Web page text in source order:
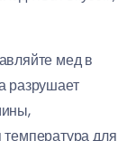
мед в
разрушает
для